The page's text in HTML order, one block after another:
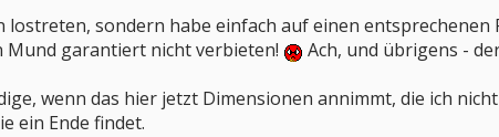
lostreten, sondern habe einfach auf einen
Mund garantiert nicht verbieten!
Ach, und übrigens -
wenn das hier jetzt Dimensionen annimmt, die ich
ein Ende findet.